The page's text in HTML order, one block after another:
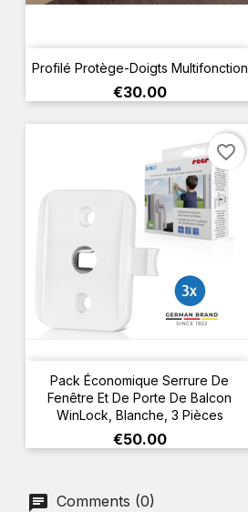
Profilé Protège-Doigts Multifonction
Price
€30.00
Pack Économique Serrure De
Fenêtre Et De Porte De Balcon
WinLock, Blanche, 3 Pièces
Price
€50.00
favorite_border
Comments (0)